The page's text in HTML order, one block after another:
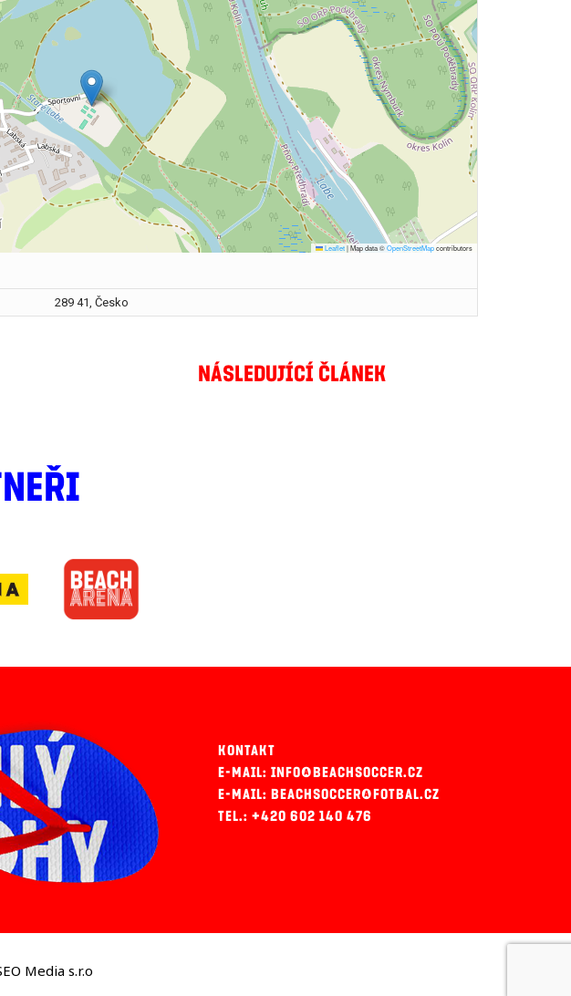
Leaflet |Map data ©OpenStreetMapcontributors
289 41, Česko
NÁSLEDUJÍCÍ ČLÁNEK
KONTAKT
E-MAIL: INFO@BEACHSOCCER.CZ
E-MAIL: BEACHSOCCER@FOTBAL.CZ
TEL.: +420 602 140 476
Media s.r.o